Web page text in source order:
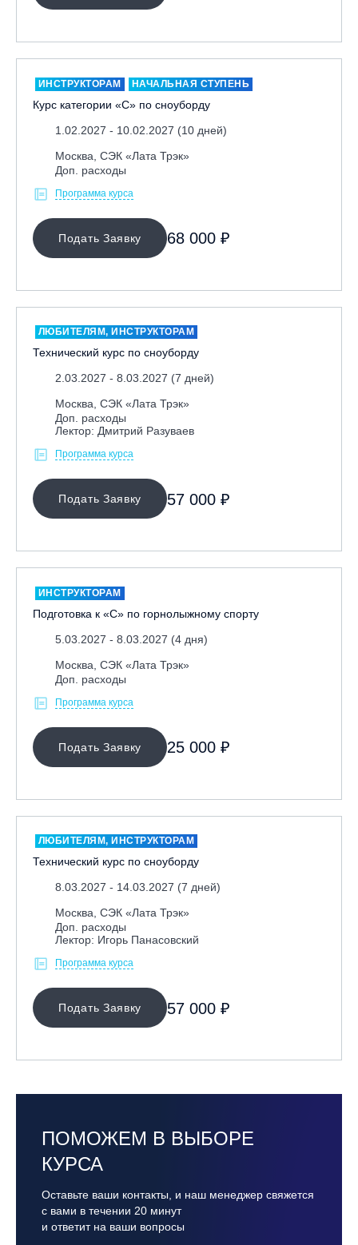
ИНСТРУКТОРАМ НАЧАЛЬНАЯ СТУПЕНЬ
Курс категории «С» по сноуборду
1.02.2027 - 10.02.2027 (10 дней)
Москва, СЭК «Лата Трэк»
Доп. расходы
Программа курса
Подать Заявку 68 000 ₽
ЛЮБИТЕЛЯМ, ИНСТРУКТОРАМ
Технический курс по сноуборду
2.03.2027 - 8.03.2027 (7 дней)
Москва, СЭК «Лата Трэк»
Доп. расходы
Лектор: Дмитрий Разуваев
Программа курса
Подать Заявку 57 000 ₽
ИНСТРУКТОРАМ
Подготовка к «С» по горнолыжному спорту
5.03.2027 - 8.03.2027 (4 дня)
Москва, СЭК «Лата Трэк»
Доп. расходы
Программа курса
Подать Заявку 25 000 ₽
ЛЮБИТЕЛЯМ, ИНСТРУКТОРАМ
Технический курс по сноуборду
8.03.2027 - 14.03.2027 (7 дней)
Москва, СЭК «Лата Трэк»
Доп. расходы
Лектор: Игорь Панасовский
Программа курса
Подать Заявку 57 000 ₽
ПОМОЖЕМ В ВЫБОРЕ
КУРСА
Оставьте ваши контакты, и наш менеджер свяжется
с вами в течении 20 минут
и ответит на ваши вопросы